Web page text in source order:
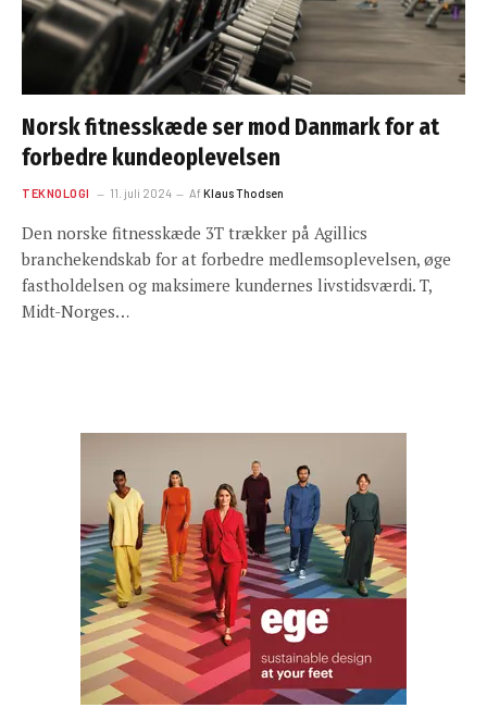
Norsk fitnesskæde ser mod Danmark for at
forbedre kundeoplevelsen
TEKNOLOGI 11. juli 2024 AfKlaus Thodsen
Den norske fitnesskæde 3T trækker på Agillics
branchekendskab for at forbedre medlemsoplevelsen, øge
fastholdelsen og maksimere kundernes livstidsværdi. T,
Midt-Norges…